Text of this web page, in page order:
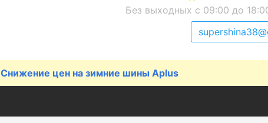
Без выходных с 09:00 до
Снижение цен на зимние шины Aplus